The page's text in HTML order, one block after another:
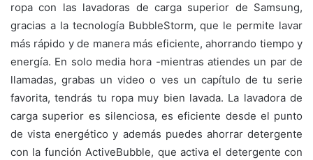
ropa con las lavadoras de carga superior de Samsung,
gracias a la tecnología BubbleStorm, que le permite lavar
más rápido y de manera más eficiente, ahorrando tiempo y
energía. En solo media hora -mientras atiendes un par de
llamadas, grabas un video o ves un capítulo de tu serie
favorita, tendrás tu ropa muy bien lavada. La lavadora de
carga superior es silenciosa, es eficiente desde el punto
de vista energético y además puedes ahorrar detergente
con la función ActiveBubble, que activa el detergente con